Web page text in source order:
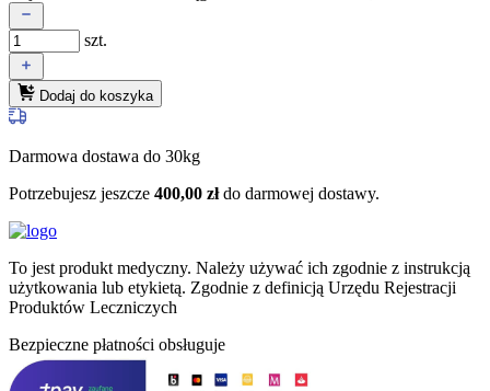
szt.
Dodaj do koszyka
Darmowa dostawa do 30kg
Potrzebujesz jeszcze 400,00 złdo darmowej dostawy.
To jest produkt medyczny. Należy używać ich zgodnie z instrukcją
użytkowania lub etykietą. Zgodnie z definicją Urzędu Rejestracji
Produktów Leczniczych
Bezpieczne płatności obsługuje